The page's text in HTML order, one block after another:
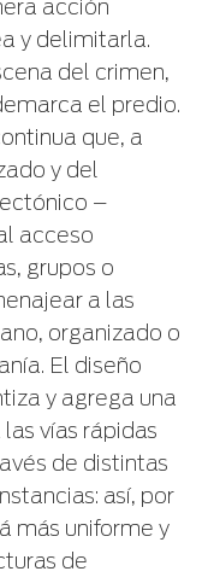
acción
y delimitarla.
del crimen,
el predio.
que, a
y del
–
acceso
grupos o
a las
organizado o
El diseño
y agrega una
vías rápidas
de distintas
así, por
más uniforme y
de